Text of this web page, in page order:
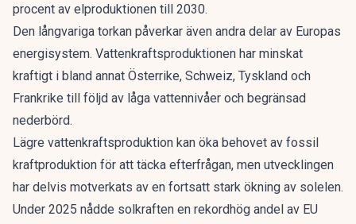
procent av elproduktionen till 2030.
Den långvariga torkan påverkar även andra delar av Europas
energisystem. Vattenkraftsproduktionen har minskat
kraftigt i bland annat Österrike, Schweiz, Tyskland och
Frankrike till följd av låga vattennivåer och begränsad
nederbörd.
Lägre vattenkraftsproduktion kan öka behovet av fossil
kraftproduktion för att täcka efterfrågan, men utvecklingen
har delvis motverkats av en fortsatt stark ökning av solelen.
Under 2025 nådde solkraften en rekordhög andel av EU